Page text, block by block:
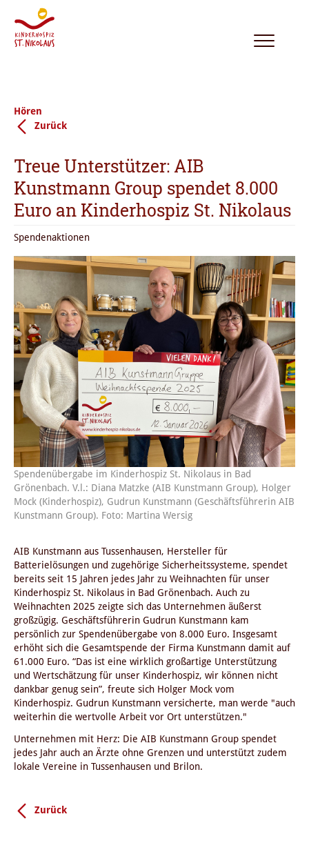
Toggle
Hören
Zurück
Treue Unterstützer: AIB
Kunstmann Group spendet 8.000
Euro an Kinderhospiz St. Nikolaus
Spendenaktionen
Spendenübergabe im Kinderhospiz St. Nikolaus in Bad
Grönenbach. V.l.: Diana Matzke (AIB Kunstmann Group), Holger
Mock (Kinderhospiz), Gudrun Kunstmann (Geschäftsführerin AIB
Kunstmann Group). Foto: Martina Wersig
AIB Kunstmann aus Tussenhausen, Hersteller für
Batterielösungen und zugehörige Sicherheitssysteme, spendet
bereits seit 15 Jahren jedes Jahr zu Weihnachten für unser
Kinderhospiz St. Nikolaus in Bad Grönenbach. Auch zu
Weihnachten 2025 zeigte sich das Unternehmen äußerst
großzügig. Geschäftsführerin Gudrun Kunstmann kam
persönlich zur Spendenübergabe von 8.000 Euro. Insgesamt
erhöht sich die Gesamtspende der Firma Kunstmann damit auf
61.000 Euro. “Das ist eine wirklich großartige Unterstützung
und Wertschätzung für unser Kinderhospiz, wir können nicht
dankbar genug sein”, freute sich Holger Mock vom
Kinderhospiz. Gudrun Kunstmann versicherte, man werde "auch
weiterhin die wertvolle Arbeit vor Ort unterstützen."
Unternehmen mit Herz: Die AIB Kunstmann Group spendet
jedes Jahr auch an Ärzte ohne Grenzen und unterstützt zudem
lokale Vereine in Tussenhausen und Brilon.
Zurück